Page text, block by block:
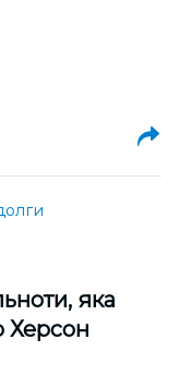
яка
Херсон